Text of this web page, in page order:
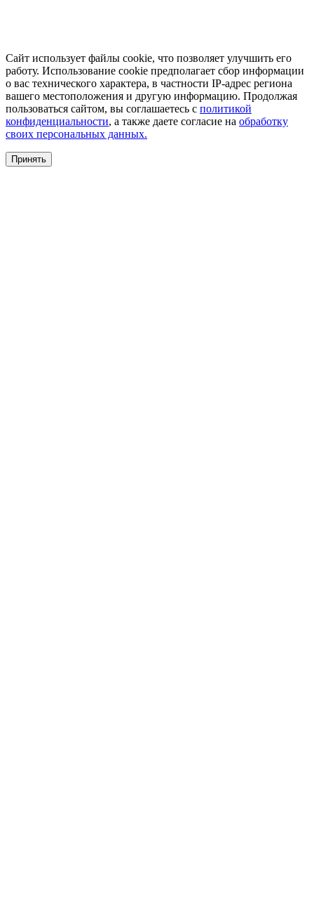
Сайт использует файлы cookie, что позволяет улучшить его
работу. Использование cookie предполагает сбор информации
о вас технического характера, в частности IP-адрес региона
вашего местоположения и другую информацию. Продолжая
пользоваться сайтом, вы соглашаетесь с политикой
конфиденциальности, а также даете согласие на обработку
своих персональных данных.
Принять